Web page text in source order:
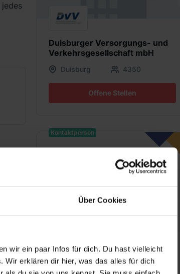
Über Cookies
wir ein paar Infos für dich. Du hast vielleicht
Wir erklären dir hier, was das alles für dich
Duisburger Versorgungs- und
Verkehrsgesellschaft mbH
Duisburg 4350
Offene Stellen
Kontaktperson
Schumacher Lara
Bildungscoach & Recruiterin
Schumacherl@dvv.de
0203 604 4268